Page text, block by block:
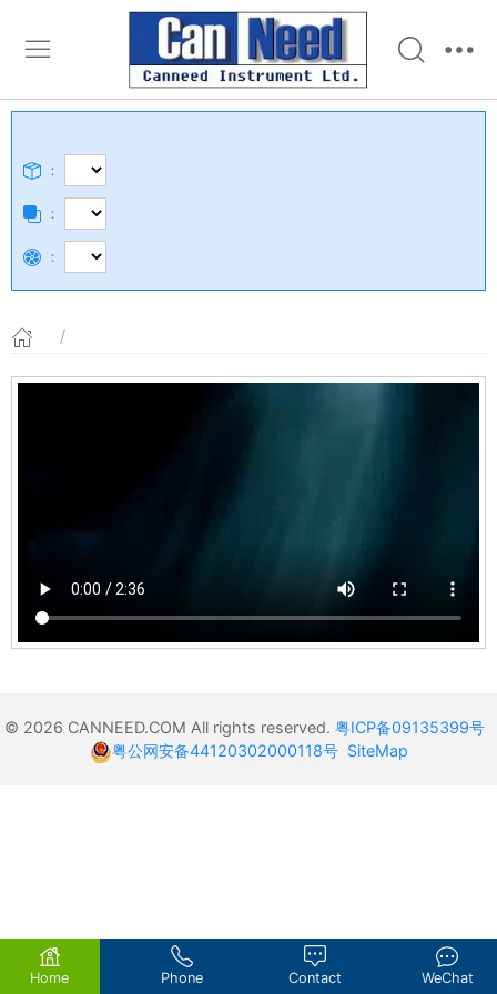
：
：
：
/
© 2026 CANNEED.COM All rights reserved. 粤ICP备09135399号
粤公网安备44120302000118号 SiteMap
Home Phone Contact WeChat